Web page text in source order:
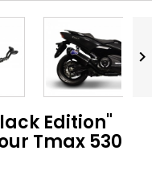

Edition"
Tmax 530